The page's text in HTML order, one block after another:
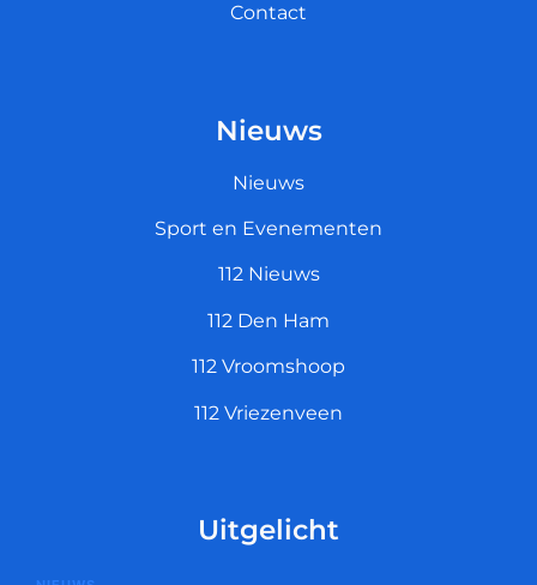
Contact
Nieuws
Nieuws
Sport en Evenementen
112 Nieuws
112 Den Ham
112 Vroomshoop
112 Vriezenveen
Uitgelicht